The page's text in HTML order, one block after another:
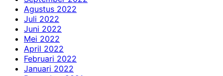
Agustus 2022
Juli 2022
Juni 2022
Mei 2022
April 2022
Februari 2022
Januari 2022